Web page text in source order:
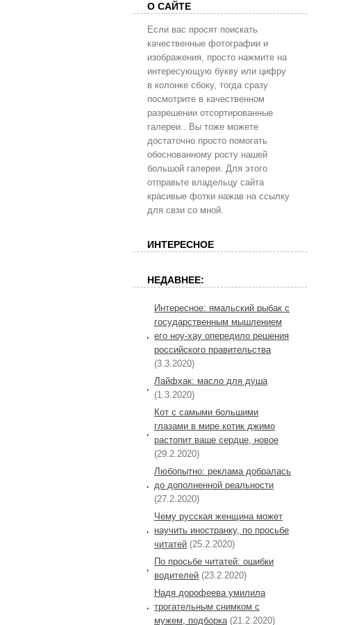
О САЙТЕ
Если вас просят поискать
качественные фотографии и
изображения, просто нажмите на
интересующую букву или цифру
в колонке сбоку, тогда сразу
посмотрите в качественном
разрешении отсортированные
галереи.. Вы тоже можете
достаточно просто помогать
обоснованному росту нашей
большой галереи. Для этого
отправьте владельцу сайта
красивые фотки нажав на ссылку
для свзи со мной.
ИНТЕРЕСНОЕ
НЕДАВНЕЕ:
Интересное: ямальский рыбак с
государственным мышлением
его ноу-хау опередило решения
российского правительства
(3.3.2020)
Лайфхак: масло для душа
(1.3.2020)
Кот с самыми большими
глазами в мире котик джимо
растопит ваше сердце, новое
(29.2.2020)
Любопытно: реклама добралась
до дополненной реальности
(27.2.2020)
Чему русская женщина может
научить иностранку, по просьбе
читатей (25.2.2020)
По просьбе читатей: ошибки
водителей (23.2.2020)
Надя дорофеева умилила
трогательным снимком с
мужем, подборка (21.2.2020)